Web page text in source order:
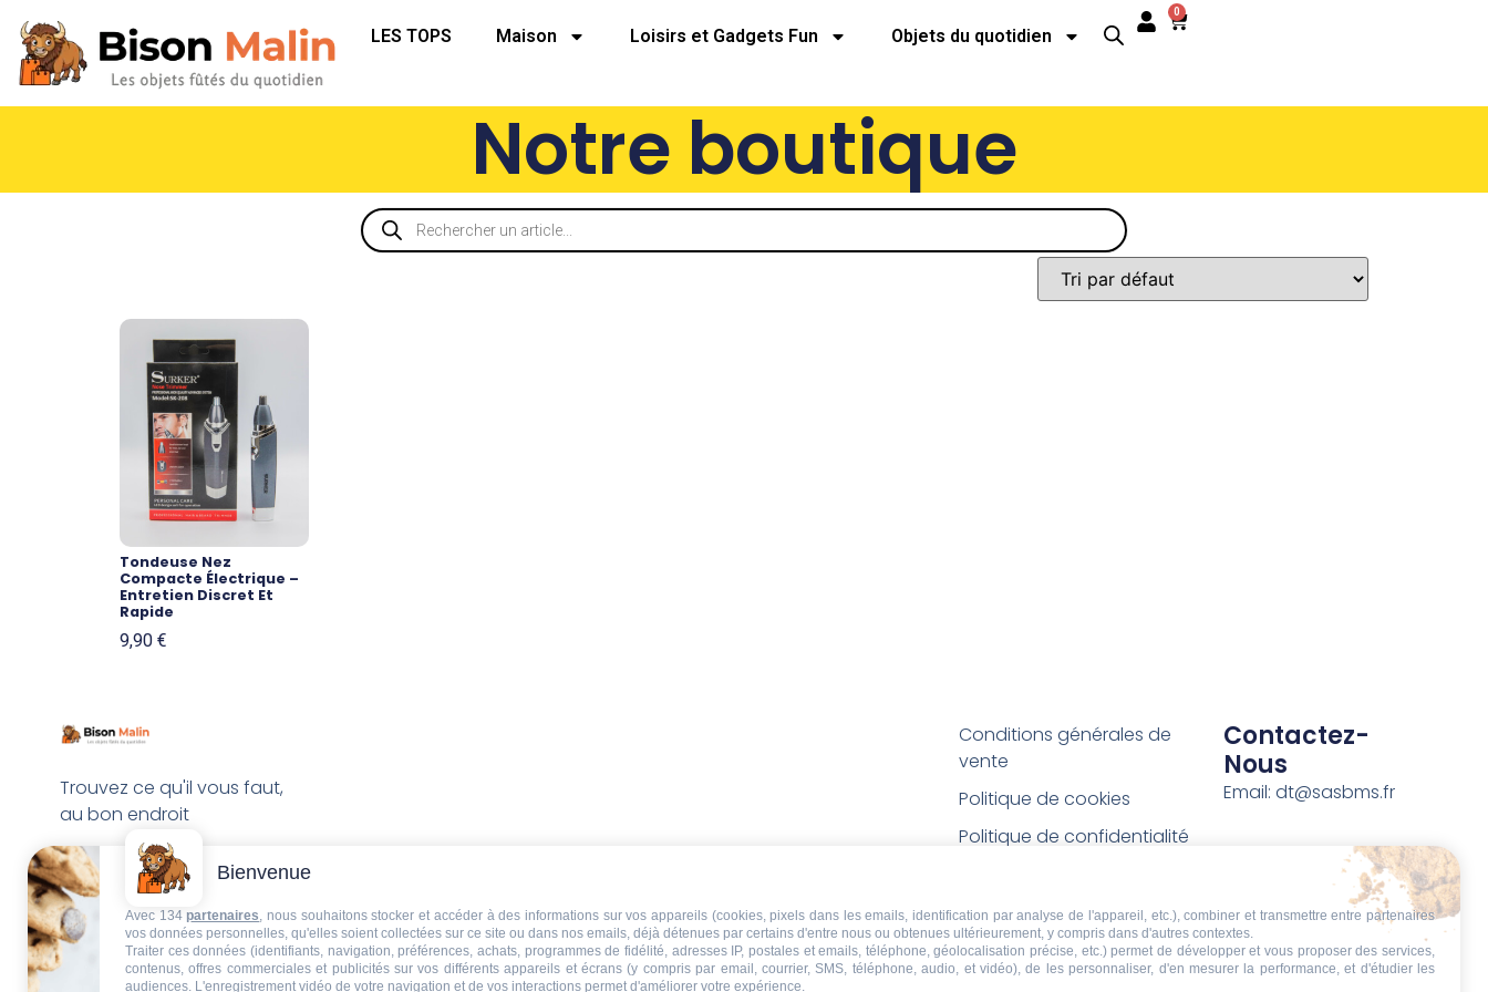
LES TOPS Maison Loisirs et Gadgets Fun Objets du quotidien
0
Notre boutique
Tondeuse Nez
Compacte Électrique –
Entretien Discret Et
Rapide
9,90 €
Trouvez ce qu'il vous faut,
au bon endroit
Conditions générales de
vente
Politique de cookies
Politique de confidentialité
Conditions de retour et de
remboursement
Droit de rétractation
Contactez-
Nous
Email: dt@sasbms.fr
Bienvenue
Avec 134 partenaires, nous souhaitons stocker et accéder à des informations sur vos appareils (cookies, pixels dans les emails, identification par analyse de l'appareil, etc.), combiner et transmettre entre partenaires
vos données personnelles, qu'elles soient collectées sur ce site ou dans nos emails, déjà détenues par certains d'entre nous ou obtenues ultérieurement, y compris dans d'autres contextes.
Traiter ces données (identifiants, navigation, préférences, achats, programmes de fidélité, adresses IP, postales et emails, téléphone, géolocalisation précise, etc.) permet de développer et vous proposer des services,
contenus, offres commerciales et publicités sur vos différents appareils et écrans (y compris par email, courrier, SMS, téléphone, audio, et vidéo), de les personnaliser, d'en mesurer la performance, et d'étudier les
audiences. L'enregistrement vidéo de votre navigation et de vos interactions permet d'améliorer votre expérience.